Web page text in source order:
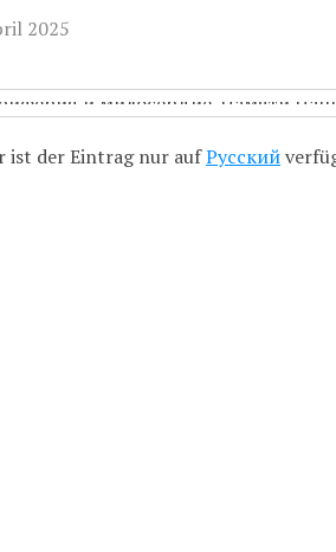
2025
ist der Eintrag nur aufРусский
Приём
актуальном